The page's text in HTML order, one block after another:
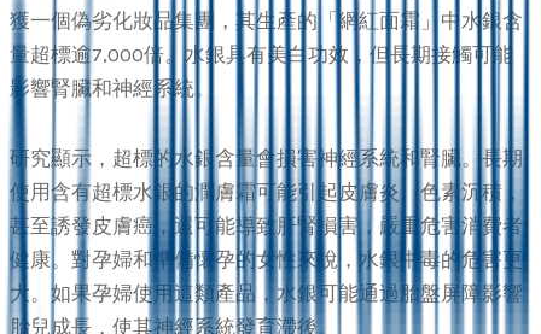
獲一個偽劣化妝品集團，其生產的「網紅面霜」中水銀含
量超標逾7,000倍。水銀具有美白功效，但長期接觸可能
影響腎臟和神經系統。
研究顯示，超標的水銀含量會損害神經系統和腎臟。長期
使用含有超標水銀的潤膚霜可能引起皮膚炎、色素沉積，
甚至誘發皮膚癌，還可能導致肝腎損害，嚴重危害消費者
健康。對孕婦和準備懷孕的女性來說，水銀中毒的危害更
大。如果孕婦使用這類產品，水銀可能通過胎盤屏障影響
胎兒成長，使其神經系統發育滯後。